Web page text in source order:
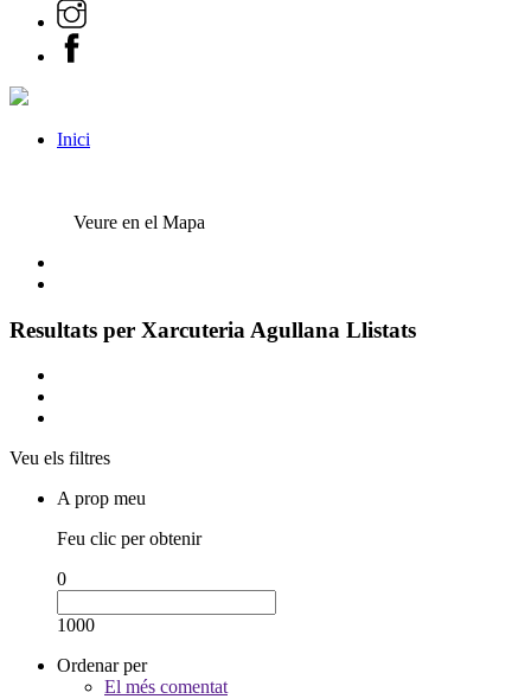
Inici
Veure en el Mapa
Resultats per Xarcuteria Agullana Llistats
Veu els filtres
A prop meu
Feu clic per obtenir
0
1000
Ordenar per
El més comentat